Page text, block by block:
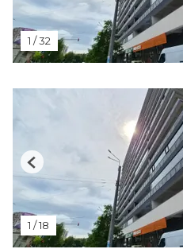
1 /32
1 /18
Previous